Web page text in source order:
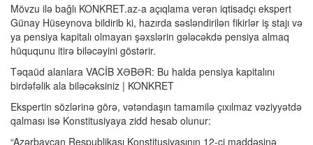
Mövzu ilə bağlı KONKRET.az-a açıqlama verən iqtisadçı ekspert
Günay Hüseynova bildirib ki, hazırda səsləndirilən fikirlər iş stajı və
ya pensiya kapitalı olmayan şəxslərin gələcəkdə pensiya almaq
hüququnu itirə biləcəyini göstərir.
Təqaüd alanlara VACİB XƏBƏR: Bu halda pensiya kapitalını
birdəfəlik ala biləcəksiniz | KONKRET
Ekspertin sözlərinə görə, vətəndaşın tamamilə çıxılmaz vəziyyətdə
qalması isə Konstitusiyaya zidd hesab olunur:
“Azərbaycan Respublikası Konstitusiyasının 12-ci maddəsinə